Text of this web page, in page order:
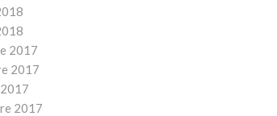
2017
2017
2017